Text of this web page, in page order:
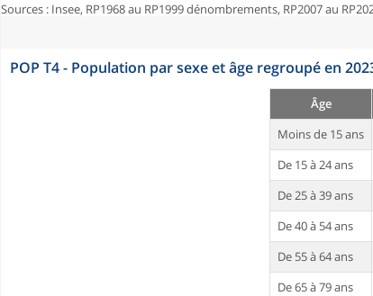
Sources : Insee, RP1968 au RP1999 dénombrements, RP2007 au
POP T4 - Population par sexe et âge regroupé en
Âge
Moins de 15 ans
De 15 à 24 ans
De 25 à 39 ans
De 40 à 54 ans
De 55 à 64 ans
De 65 à 79 ans